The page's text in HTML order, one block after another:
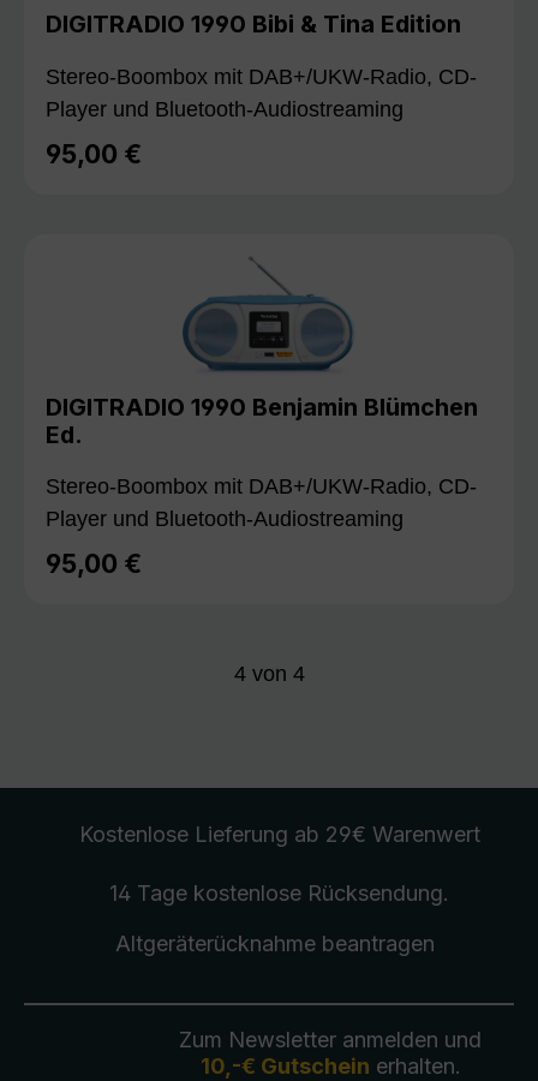
DIGITRADIO 1990 Bibi & Tina Edition
Stereo-Boombox mit DAB+/UKW-Radio, CD-
Player und Bluetooth-Audiostreaming
Regulärer Preis:
95,00 €
DIGITRADIO 1990 Benjamin Blümchen
Ed.
Stereo-Boombox mit DAB+/UKW-Radio, CD-
Player und Bluetooth-Audiostreaming
Regulärer Preis:
95,00 €
4von 4
Kostenlose Lieferung ab 29€ Warenwert
14 Tage kostenlose Rücksendung.
Altgeräterücknahmebeantragen
Zum Newsletter anmelden und
10,-€ Gutschein erhalten.